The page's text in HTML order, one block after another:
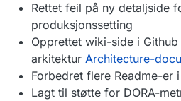
Rettet feil på ny detaljside
produksjonssetting
Opprettet wiki-side i
arkitektur Architecture-
Forbedret flere Readme-er
Lagt til støtte for DORA-